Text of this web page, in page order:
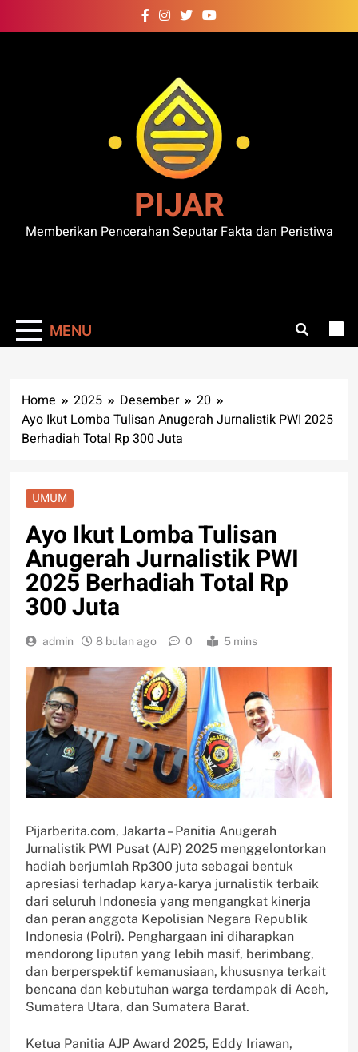
to
PIJAR
Memberikan Pencerahan Seputar Fakta dan Peristiwa
MENU
Home 2025 Desember
20
Ayo Ikut Lomba Tulisan Anugerah Jurnalistik PWI 2025
Berhadiah Total Rp 300 Juta
UMUM
Ayo Ikut Lomba Tulisan
Anugerah Jurnalistik PWI
2025 Berhadiah Total Rp
300 Juta
admin 8 bulan ago 0 5 mins
Pijarberita.com, Jakarta – Panitia Anugerah
Jurnalistik PWI Pusat (AJP) 2025 menggelontorkan
hadiah berjumlah Rp300 juta sebagai bentuk
apresiasi terhadap karya-karya jurnalistik terbaik
dari seluruh Indonesia yang mengangkat kinerja
dan peran anggota Kepolisian Negara Republik
Indonesia (Polri). Penghargaan ini diharapkan
mendorong liputan yang lebih masif, berimbang,
dan berperspektif kemanusiaan, khususnya terkait
bencana dan kebutuhan warga terdampak di Aceh,
Sumatera Utara, dan Sumatera Barat.
Ketua Panitia AJP Award 2025, Eddy Iriawan,